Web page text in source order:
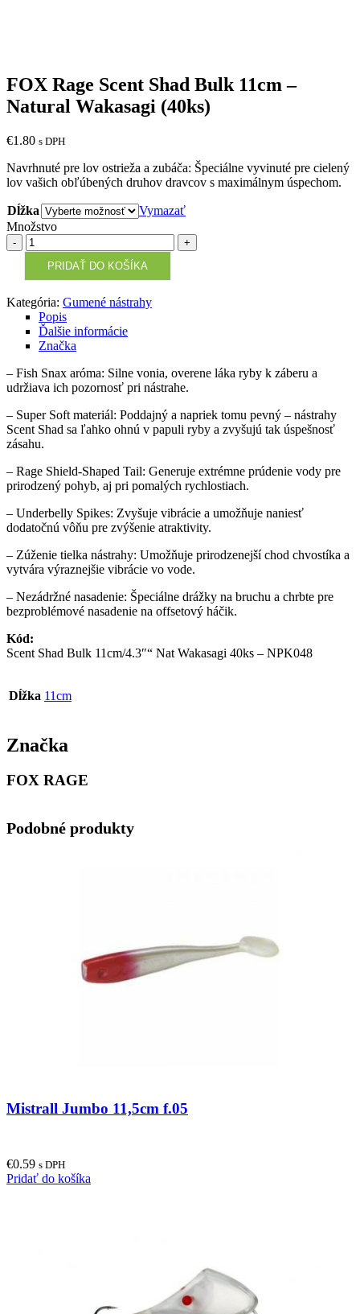
FOX Rage Scent Shad Bulk 11cm –
Natural Wakasagi (40ks)
€1.80 s DPH
Navrhnuté pre lov ostrieža a zubáča: Špeciálne vyvinuté pre cielený
lov vašich obľúbených druhov dravcov s maximálnym úspechom.
Dĺžka
Vymazať
Množstvo
Množstvo
PRIDAŤ DO KOŠÍKA
Kategória: Gumené nástrahy
Popis
Ďalšie informácie
Značka
– Fish Snax aróma: Silne vonia, overene láka ryby k záberu a
udržiava ich pozornosť pri nástrahe.
– Super Soft materiál: Poddajný a napriek tomu pevný – nástrahy
Scent Shad sa ľahko ohnú v papuli ryby a zvyšujú tak úspešnosť
zásahu.
– Rage Shield-Shaped Tail: Generuje extrémne prúdenie vody pre
prirodzený pohyb, aj pri pomalých rychlostiach.
– Underbelly Spikes: Zvyšuje vibrácie a umožňuje naniesť
dodatočnú vôňu pre zvýšenie atraktivity.
– Zúženie tielka nástrahy: Umožňuje prirodzenejší chod chvostíka a
vytvára výraznejšie vibrácie vo vode.
– Nezádržné nasadenie: Špeciálne drážky na bruchu a chrbte pre
bezproblémové nasadenie na offsetový háčik.
Kód:
Scent Shad Bulk 11cm/4.3″“ Nat Wakasagi 40ks – NPK048
Dĺžka 11cm
Značka
FOX RAGE
Podobné produkty
Mistrall Jumbo 11,5cm f.05
€0.59 s DPH
Pridať do košíka